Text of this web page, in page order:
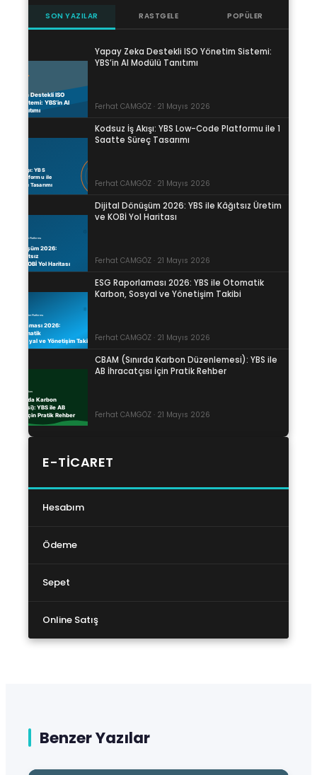
SON YAZILAR RASTGELE POPÜLER
Yapay Zeka Destekli ISO Yönetim Sistemi:
YBS’in AI Modülü Tanıtımı
Ferhat CAMGÖZ · 21 Mayıs 2026
Kodsuz İş Akışı: YBS Low-Code Platformu ile 1
Saatte Süreç Tasarımı
Ferhat CAMGÖZ · 21 Mayıs 2026
Dijital Dönüşüm 2026: YBS ile Kâğıtsız Üretim
ve KOBİ Yol Haritası
Ferhat CAMGÖZ · 21 Mayıs 2026
ESG Raporlaması 2026: YBS ile Otomatik
Karbon, Sosyal ve Yönetişim Takibi
Ferhat CAMGÖZ · 21 Mayıs 2026
CBAM (Sınırda Karbon Düzenlemesi): YBS ile
AB İhracatçısı İçin Pratik Rehber
Ferhat CAMGÖZ · 21 Mayıs 2026
E-TICARET
Hesabım
Ödeme
Sepet
Online Satış
Benzer Yazılar